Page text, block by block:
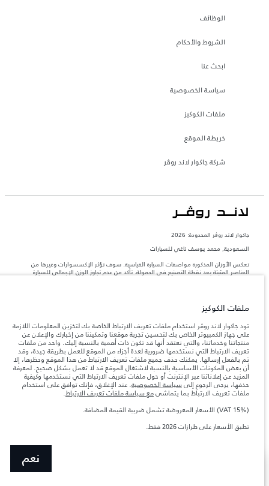
الوظائف
الشروط والأحكام
ابحث عنا
سياسة الخصوصية
ملفات الكوكيز
خريطة الموقع
شركة جاكوار لاند روڤر
جاكوار لاند روڨر المحدودة: 2026
السعودية, محمد يوسف ناغي للسيارات
تعكس الأوزان المذكورة مواصفات السيارة القياسية. سوف تؤثر الإكسسوارات وغيرها من
العناصر المثبتة بعد نقطة التصنيع في الحمولة. تأكد من عدم تجاوز الوزن الإجمالي للسيارة
المعلومات والمواصفات والأسعار والألوان المذكورة على هذا الموقع قد تختلف من بلد إلى
آخر، كما أنّها قد تتغير بدون إشعار مسبق. الرجاء التواصل مع وكيلنا المحلي للتأكد من توفّرها
والتحقق من الأسعار.
ملاحظة مهمة حول الصور والمواصفات.إن النقص العالمي في أشباه الموصلات يؤثر حاليًا
في مواصفات تصميم السيارات وتوفر الخيارات وتوقيتات التصاميم. هذا ظرف ديناميكي
للغاية، ونتيجة لذلك، قد لا تمثّل الصور المستخدَمة ضمن موقع الويب حاليًا المواصفات الحالية
بالكامل بالنسبة إلى الميزات والخيارات والحلية ومجموعات الألوان. يرجى استشارة وكيلك الذي
سيتمكّن من تأكيد أي تقييدات حالية معك للسماح لك باتخاذ قرار مدروس
الأرقام المقدمة هي نتيجة لاختبارات المصنع الرسمية وفقاً لتشريعات الاتحاد الأوروبي. قد
يتباين استهلك الوقود الفعلي للمركبة عن ذلك المتحقق في تلك الاختبارات كما أن هذه
الأرقام بغرض المقارنة فحسب.
الأسعار تنطبق فقط على الطرازات المصنعة في عام 2026.
ملفات الكوكيز
تود جاكوار لاند روڤر استخدام ملفات تعريف الارتباط الخاصة بك لتخزين المعلومات اللازمة
على جهاز الكمبيوتر الخاص بك لتحسين تجربة موقعنا وتمكيننا من إخبارك والإعلان عن
منتجاتنا وخدماتنا، والتي نعتقد أنها قد تكون ذات أهمية بالنسبة إليك. واحد من ملفات
تعريف الارتباط التي نستخدمها ضرورية لعدة أجزاء من الموقع للعمل بطريقة جيدة، وقد
تم بالفعل إرسالها. يمكنك حذف جميع ملفات تعريف الارتباط من هذا الموقع وحظرها، إلا
أن بعض المكونات الأساسية بالنسبة لاشتغال الموقع قد لا تعمل بشكل صحيح. لمعرفة
المزيد عن إعلاناتنا عبر الإنترنت أو حول ملفات تعريف الارتباط التي نستخدمها وكيفية
حذفها، يرجى الرجوع إلى سياسة الخصوصية. عند الإغلاق، فإنك توافق على استخدام
ملفات تعريف الارتباط بما يتماشىمع سياسة ملفات تعريف الارتباط.
(VAT 15%) الأسعار المعروضة تشمل ضريبة القيمة المضافة.
تطبق الأسعار على طرازات 2026 فقط.‎
نعم
ابحث عن وكيل